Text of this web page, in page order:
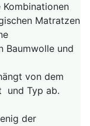
Kombinationen
Matratzen
Baumwolle und
von dem
und Typ ab.
der